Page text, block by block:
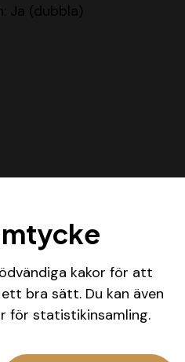
Ja (dubbla)
media
kakor för att
bra sätt. Du kan även
för statistikinsamling.